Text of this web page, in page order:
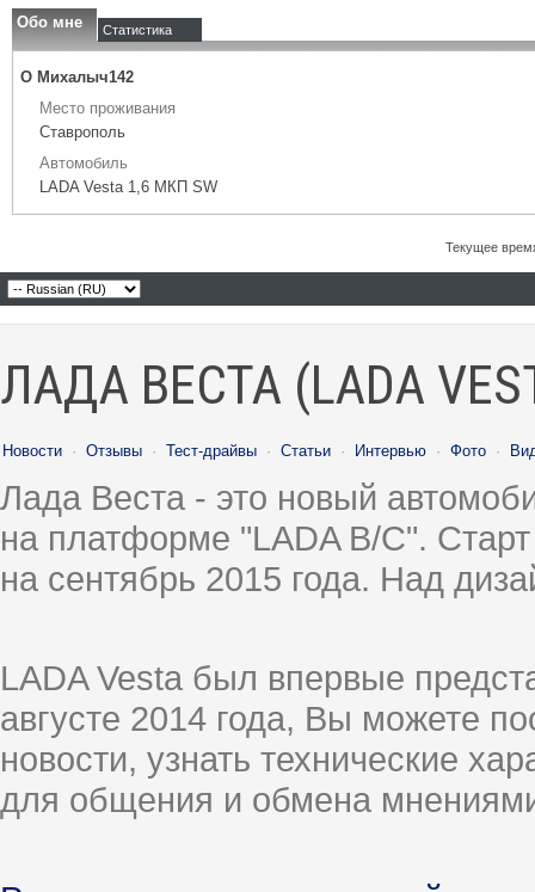
Обо мне Статистика
О Михалыч142
Место проживания
Ставрополь
Автомобиль
LADA Vesta 1,6 МКП SW
Текущее
ЛАДА ВЕСТА (LADA
Новости · Отзывы · Тест-драйвы · Статьи · Интервью · Фото ·
Лада Веста - это новый
на платформе "LADA B/C".
на сентябрь 2015 года. Над
LADA Vesta был впервые
августе 2014 года, Вы можете
новости, узнать технические
для общения и обмена